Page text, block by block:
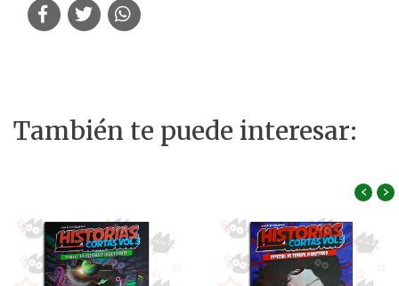
También te puede interesar:
‹ ›